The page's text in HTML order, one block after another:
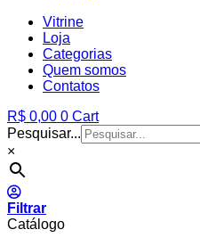
Vitrine
Loja
Categorias
Quem somos
Contatos
R$ 0,00 0 Cart
Pesquisar...
×
Filtrar
Catálogo